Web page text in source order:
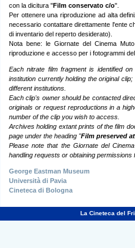
con la dicitura "Film conservato c/o".
Per ottenere una riproduzione ad alta
necessario contattare direttamente l'ente
di inventario del reperto desiderato).
Nota bene: le Giornate del Cinema
riproduzione e accesso per i fotogrammi
Each nitrate film fragment is identified
institution currently holding the original
different institutions.
Each clip's owner should be contacted
originals or request reproductions in a
number of the clip you wish to access.
Archives holding extant prints of the film
page under the heading "Film preserved at
Please note that the Giornate del
handling requests or obtaining
George Eastman Museum
Università di Pavia
Cineteca di Bologna
La Cineteca del